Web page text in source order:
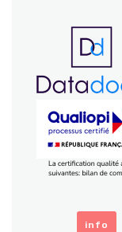
info